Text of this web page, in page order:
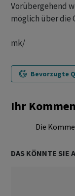
Vorübergehend
möglich über die
mk/
Bevorzugte
Ihr
Die
DAS KÖNNTE SIE